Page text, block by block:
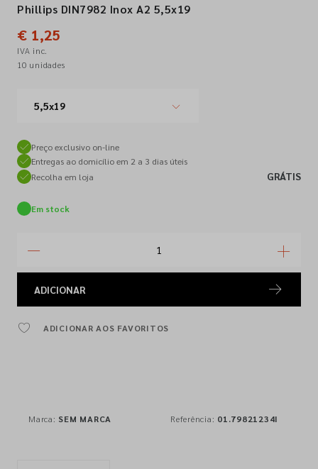
Phillips DIN7982 Inox A2 5,5x19
€ 1,25
IVA inc.
10 unidades
5,5x19
Preço exclusivo on-line
Entregas ao domicílio em 2 a 3 dias úteis
Recolha em loja
GRÁTIS
Em stock
ADICIONAR
ADICIONAR AOS FAVORITOS
Marca: SEM MARCA Referência: 01.79821234I